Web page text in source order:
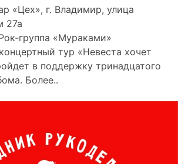
«Цех», г. Владимир, улица
27а
группа «Мураками»
тур «Невеста хочет
в поддержку тринадцатого
Более..